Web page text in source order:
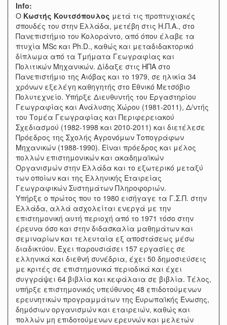
Info:
O Κωστής Κουτσόπουλος μετά τις προπτυχιακές
σπουδές του στην Ελλάδα, μετέβη στις Η.Π.Α., στο
Πανεπιστήμιο του Κολοράντο, από όπου έλαβε τα
πτυχία MSc και Ph.D., καθώς και μεταδιδακτορικό
δίπλωμα από τα Τμήματα Γεωγραφίας και
Πολιτικών Μηχανικών. Δίδαξε στις ΗΠΑ στο
Πανεπιστήμιο της Αιόβας και το 1979, σε ηλικία 34
χρόνων εξελέγη καθηγητής στο Εθνικό Μετσόβιο
Πολυτεχνείο. Υπήρξε Διευθυντής του Εργαστηρίου
Γεωγραφίας και Ανάλυσης Χώρου (1981-2011), Δ/ντής
του Τομέα Γεωγραφίας και Περιφερειακού
Σχεδιασμού (1982-1998 και 2010-2011) και διετέλεσε
Πρόεδρος της Σχολής Αγρονόμων Τοπογράφων
Μηχανικών (1988-1990). Είναι πρόεδρος και μέλος
πολλών επιστημονικών και ακαδημαϊκών
Οργανισμών στην Ελλάδα και το εξωτερικό μεταξύ
των οποίων και της Ελληνικής Εταιρείας
Γεωγραφικών Συστημάτων Πληροφοριών.
Υπήρξε ο πρώτος που το 1980 εισήγαγε τα Γ.Σ.Π. στην
Ελλάδα, αλλά ασχολείται ενεργά με την
επιστημονική αυτή περιοχή από το 1971 τόσο στην
έρευνα όσο και στην διδασκαλία μαθημάτων και
σεμιναρίων και τελευταία εξ αποστάσεως μέσω
διαδικτύου. Έχει παρουσιάσει 157 εργασίες σε
ελληνικά και διεθνή συνέδρια, έχει 50 δημοσιεύσεις
με κριτές σε επιστημονικά περιοδικά και έχει
συγγράψει 64 βιβλία και κεφάλαια σε βιβλία. Τέλος,
υπήρξε επιστημονικός υπεύθυνος 48 επιδοτούμενων
ερευνητικών προγραμμάτων της Ευρωπαϊκής Ένωσης,
δημόσιων οργανισμών και εταιρειών, καθώς και
πολλών μη επιδοτούμενων ερευνών και μελετών